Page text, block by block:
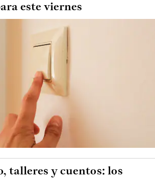
este viernes
talleres y cuentos: los